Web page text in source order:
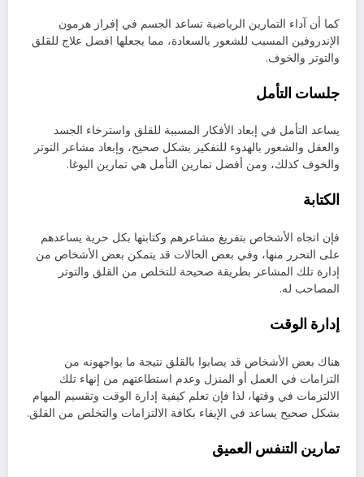
كما أن آداء التمارين الرياضية تساعد الجسم في إفراز هرمون
الإندروفين المسبب للشعور بالسعادة، مما يجعلها افضل علاج للقلق
والتوتر والخوف.
جلسات التأمل
يساعد التأمل في إبعاد الأفكار المسببة للقلق واسترخاء الجسد
والعقل والشعور بالهدوء للتفكير بشكل صحيح، وإبعاد مشاعر التوتر
والخوف كذلك، ومن أفضل تمارين التأمل هي تمارين اليوغا.
الكتابة
فإن اتجاه الأشخاص بتفريغ مشاعرهم وكتابتها بكل حرية يساعدهم
على التحرر منها، وفي بعض الحالات قد يتمكن بعض الأشخاص من
إدارة تلك المشاعر بطريقة صحيحة للتخلص من القلق والتوتر
المصاحب له.
إدارة الوقت
هناك بعض الأشخاص قد يصابوا بالقلق نتيجة ما يواجهونه من
التزامات في العمل أو المنزل وعدم استطاعتهم من إنهاء تلك
الالتزمات في وقتها، لذا فإن تعلم كيفية إدارة الوقت وتقسيم المهام
بشكل صحيح يساعد في الإيفاء بكافة الالتزامات والتخلص من القلق.
تمارين التنفس العميق